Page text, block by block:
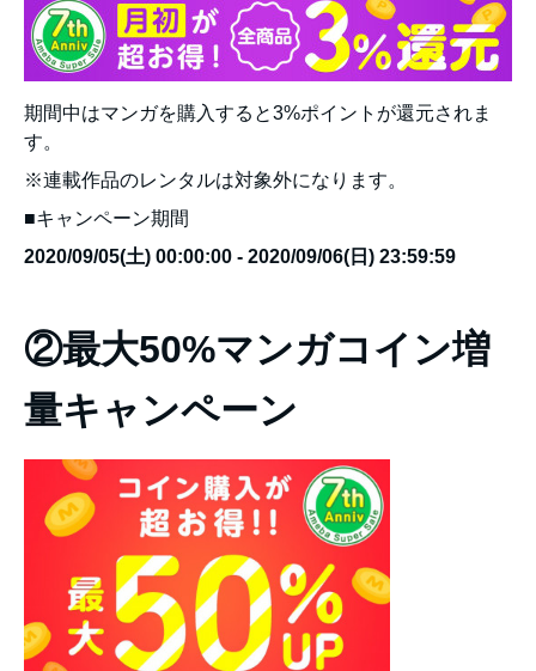
期間中はマンガを購入すると3%ポイントが還元されま
す。
※連載作品のレンタルは対象外になります。
■キャンペーン期間
2020/09/05(土) 00:00:00 - 2020/09/06(日) 23:59:59
②最大50%マンガコイン増
量キャンペーン